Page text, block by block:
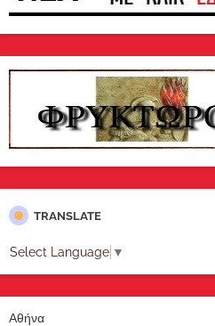
TRANSLATE
Select Language ▼
Αθήνα